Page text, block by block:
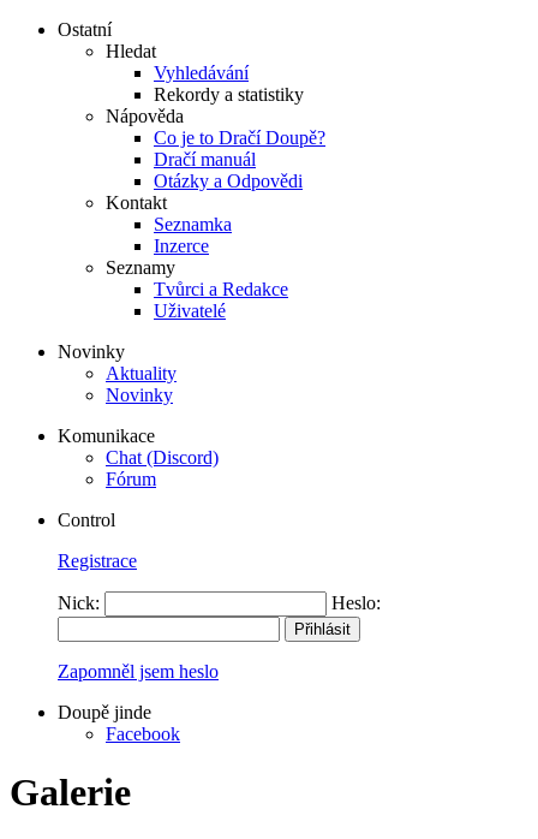
Ostatní
Hledat
Vyhledávání
Rekordy a statistiky
Nápověda
Co je to Dračí Doupě?
Dračí manuál
Otázky a Odpovědi
Kontakt
Seznamka
Inzerce
Seznamy
Tvůrci a Redakce
Uživatelé
Novinky
Aktuality
Novinky
Komunikace
Chat (Discord)
Fórum
Control
Registrace
Nick: Heslo:
Zapomněl jsem heslo
Doupě jinde
Facebook
Galerie